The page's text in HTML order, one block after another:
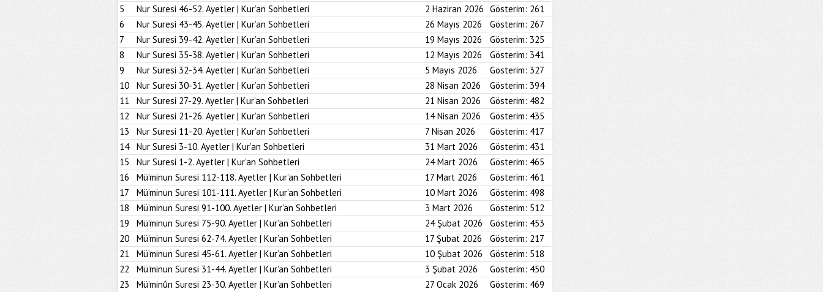
5
Nur Suresi 46-52. Ayetler | Kur’an Sohbetleri 2 Haziran 2026 Gösterim: 261
6
Nur Suresi 43-45. Ayetler | Kur’an Sohbetleri 26 Mayıs 2026 Gösterim: 267
7
Nur Suresi 39-42. Ayetler | Kur’an Sohbetleri 19 Mayıs 2026 Gösterim: 325
8
Nur Suresi 35-38. Ayetler | Kur’an Sohbetleri 12 Mayıs 2026 Gösterim: 341
9
Nur Suresi 32-34. Ayetler | Kur’an Sohbetleri 5 Mayıs 2026 Gösterim: 327
10
Nur Suresi 30-31. Ayetler | Kur’an Sohbetleri 28 Nisan 2026 Gösterim: 394
11
Nur Suresi 27-29. Ayetler | Kur’an Sohbetleri 21 Nisan 2026 Gösterim: 482
12
Nur Suresi 21-26. Ayetler | Kur’an Sohbetleri 14 Nisan 2026 Gösterim: 435
13
Nur Suresi 11-20. Ayetler | Kur’an Sohbetleri 7 Nisan 2026 Gösterim: 417
14
Nur Suresi 3-10. Ayetler | Kur’an Sohbetleri 31 Mart 2026 Gösterim: 431
15
Nur Suresi 1-2. Ayetler | Kur’an Sohbetleri 24 Mart 2026 Gösterim: 465
16
Mü’minun Suresi 112-118. Ayetler | Kur’an Sohbetleri 17 Mart 2026 Gösterim: 461
17
Mü’minun Suresi 101-111. Ayetler | Kur’an Sohbetleri 10 Mart 2026 Gösterim: 498
18
Mü’minun Suresi 91-100. Ayetler | Kur’an Sohbetleri 3 Mart 2026 Gösterim: 512
19
Mü’minun Suresi 75-90. Ayetler | Kur’an Sohbetleri 24 Şubat 2026 Gösterim: 453
20
Mü’minun Suresi 62-74. Ayetler | Kur’an Sohbetleri 17 Şubat 2026 Gösterim: 217
21
Mü’minun Suresi 45-61. Ayetler | Kur’an Sohbetleri 10 Şubat 2026 Gösterim: 518
22
Mü’minun Suresi 31-44. Ayetler | Kur’an Sohbetleri 3 Şubat 2026 Gösterim: 450
23
Mü’minûn Suresi 23-30. Ayetler | Kur’an Sohbetleri 27 Ocak 2026 Gösterim: 469